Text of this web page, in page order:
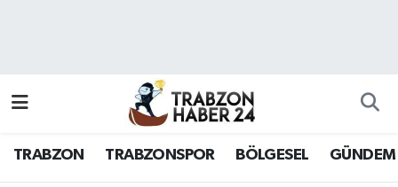
TRABZON TRABZONSPOR BÖLGESEL GÜNDEM
Hava Durumu
Namaz Vakitleri